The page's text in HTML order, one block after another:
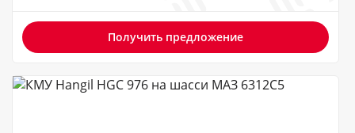
Получить предложение